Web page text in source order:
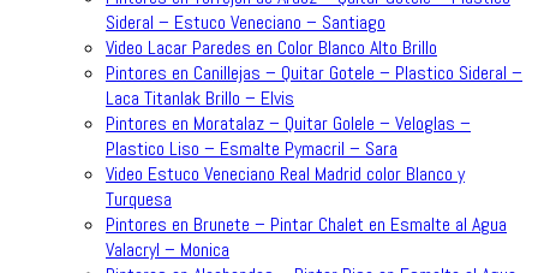
Sideral – Estuco Veneciano – Santiago
Video Lacar Paredes en Color Blanco Alto Brillo
Pintores en Canillejas – Quitar Gotele – Plastico Sideral –
Laca Titanlak Brillo – Elvis
Pintores en Moratalaz – Quitar Golele – Veloglas –
Plastico Liso – Esmalte Pymacril – Sara
Video Estuco Veneciano Real Madrid color Blanco y
Turquesa
Pintores en Brunete – Pintar Chalet en Esmalte al Agua
Valacryl – Monica